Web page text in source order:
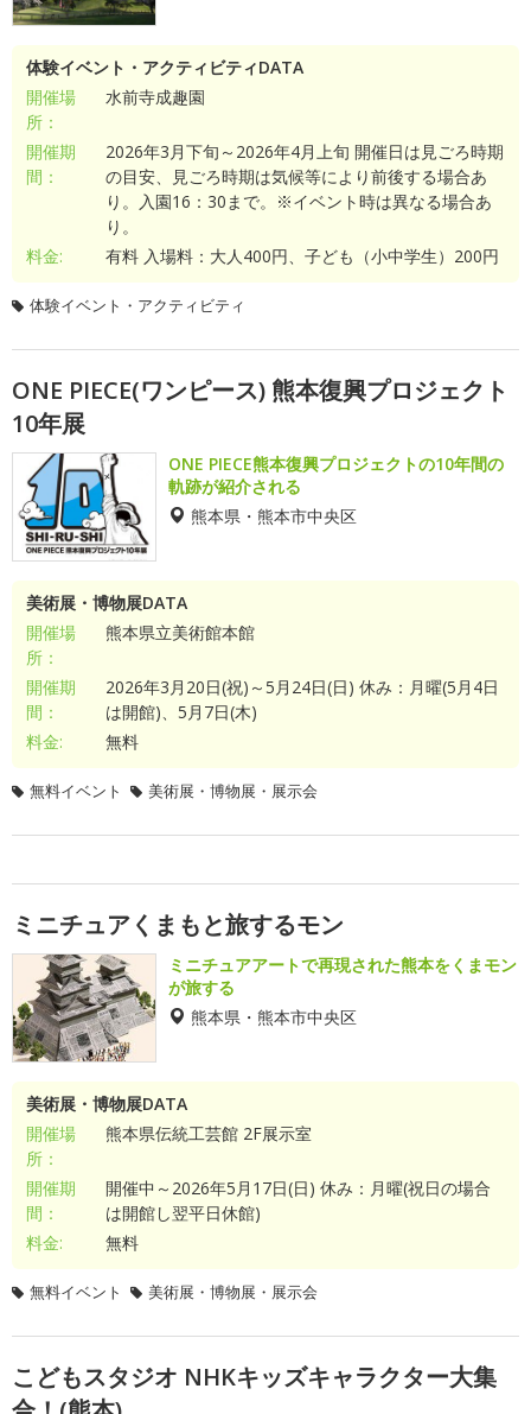
体験イベント・アクティビティDATA
開催場
所：
水前寺成趣園
開催期
間：
2026年3月下旬～2026年4月上旬 開催日は見ごろ時期
の目安、見ごろ時期は気候等により前後する場合あ
り。入園16：30まで。※イベント時は異なる場合あ
り。
料金:
有料 入場料：大人400円、子ども（小中学生）200円
体験イベント・アクティビティ
ONE PIECE(ワンピース) 熊本復興プロジェクト
10年展
ONE PIECE熊本復興プロジェクトの10年間の
軌跡が紹介される
熊本県・熊本市中央区
美術展・博物展DATA
開催場
所：
熊本県立美術館本館
開催期
間：
2026年3月20日(祝)～5月24日(日) 休み：月曜(5月4日
は開館)、5月7日(木)
料金:
無料
無料イベント 美術展・博物展・展示会
ミニチュアくまもと旅するモン
ミニチュアアートで再現された熊本をくまモン
が旅する
熊本県・熊本市中央区
美術展・博物展DATA
開催場
所：
熊本県伝統工芸館 2F展示室
開催期
間：
開催中～2026年5月17日(日) 休み：月曜(祝日の場合
は開館し翌平日休館)
料金:
無料
無料イベント 美術展・博物展・展示会
こどもスタジオ NHKキッズキャラクター大集